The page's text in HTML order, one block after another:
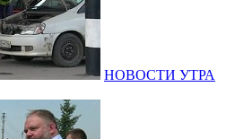
НОВОСТИ УТРА